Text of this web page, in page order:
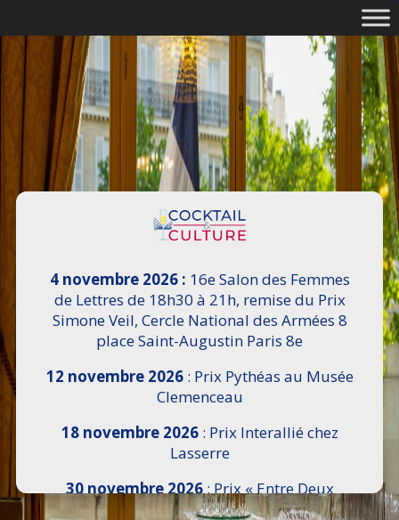
4 novembre 2026 : 16e Salon des Femmes
de Lettres de 18h30 à 21h, remise du Prix
Simone Veil, Cercle National des Armées 8
place Saint-Augustin Paris 8e
12 novembre 2026: Prix Pythéas au Musée
Clemenceau
18 novembre 2026: Prix Interallié chez
Lasserre
30 novembre 2026: Prix « Entre Deux
Rives » I Scemi Astutti au Sénat